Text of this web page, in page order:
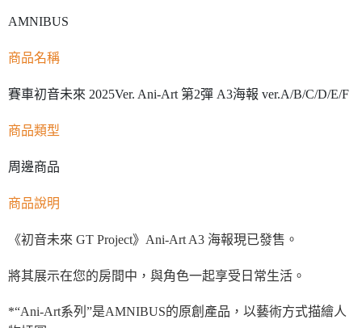
AMNIBUS
商品名稱
賽車初音未來 2025Ver. Ani-Art 第2彈 A3海報 ver.A/B/C/D/E/F
商品類型
周邊商品
商品說明
《初音未來 GT Project》Ani-Art A3 海報現已發售。
將其展示在您的房間中，與角色一起享受日常生活。
*“Ani-Art系列”是AMNIBUS的原創產品，以藝術方式描繪人